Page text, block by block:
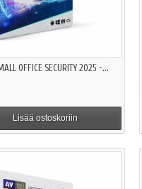
OFFICE SECURITY 2025 -...
Lisää ostoskoriin